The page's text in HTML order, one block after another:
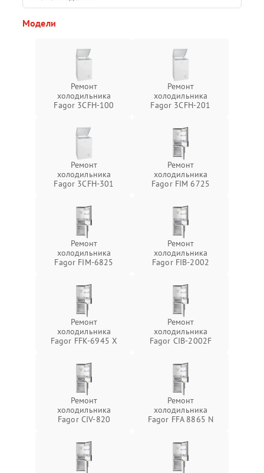
Модели
Ремонт
холодильника
Fagor 3CFH-100
Ремонт
холодильника
Fagor 3CFH-201
Ремонт
холодильника
Fagor 3CFH-301
Ремонт
холодильника
Fagor FIM 6725
Ремонт
холодильника
Fagor FIM-6825
Ремонт
холодильника
Fagor FIB-2002
Ремонт
холодильника
Fagor FFK-6945 X
Ремонт
холодильника
Fagor CIB-2002F
Ремонт
холодильника
Fagor CIV-820
Ремонт
холодильника
Fagor FFA 8865 N